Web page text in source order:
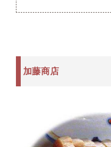
加藤商店